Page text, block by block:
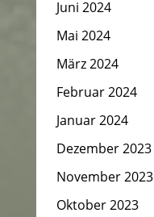
Juni 2024
Mai 2024
März 2024
Februar 2024
Januar 2024
Dezember 2023
November 2023
Oktober 2023